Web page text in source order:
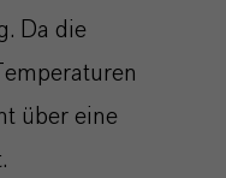
Da die
über eine